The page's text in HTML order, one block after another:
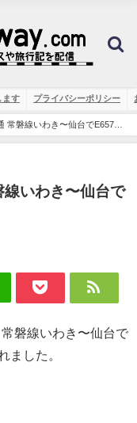
ます プライバシーポリシー
常磐線いわき〜仙台でE657系
線いわき〜仙台で
磐線いわき〜仙台で
ました。